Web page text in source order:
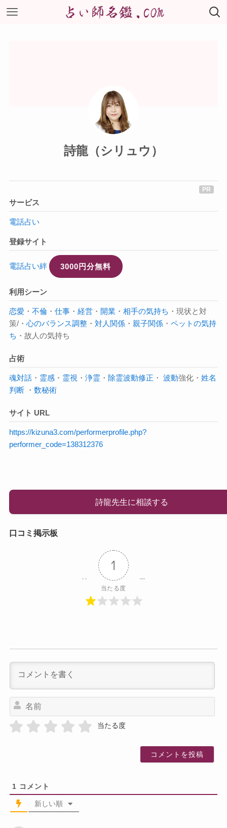
詩龍（シリュウ）
サービス
電話占い
登録サイト
電話占い絆 3000円分無料
利用シーン
恋愛 ・ 不倫・ 仕事・ 経営・ 開業 ・ 相手の気持ち ・現状と対
策/・ 心のバランス調整・ 対人関係・ 親子関係・ ペットの気持
ち ・故人の気持ち
占術
魂対話・ 霊感・ 霊視 ・ 浄霊・ 除霊波動修正 ・ 波動強化・ 姓名
判断・ 数秘術
サイト URL
https://kizuna3.com/performerprofile.php?
performer_code=138312376
詩龍先生に相談する
口コミ掲示板
1
当たる度
当たる度
1 コメント
新しい順